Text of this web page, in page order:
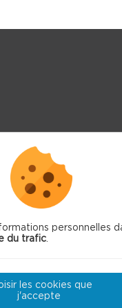
personnelles
du trafic.
les cookies que
j'accepte